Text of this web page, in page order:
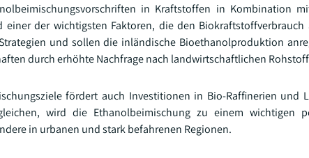
in Kraftstoffen in Kombination
einer der wichtigsten Faktoren, die den
und sollen die inländische Bioethanolproduktion
durch erhöhte Nachfrage nach landwirtschaftlichen
fördert auch Investitionen in Bio-Raffinerien
wird die Ethanolbeimischung zu einem wichtigen
in urbanen und stark befahrenen Regionen.